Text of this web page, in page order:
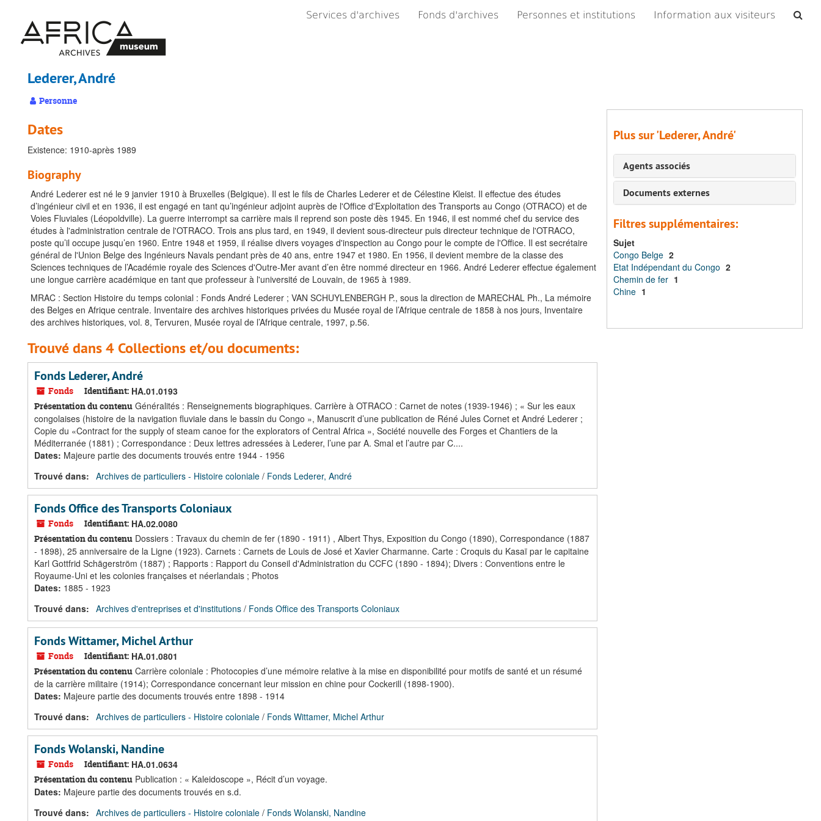
contenu
principal
Services d'archives Fonds d'archives Personnes et institutions Information aux visiteurs
Lederer, André
Personne
Dates
Existence: 1910-après 1989
Biography
André Lederer est né le 9 janvier 1910 à Bruxelles (Belgique). Il est le fils de Charles Lederer et de Célestine Kleist. Il effectue des études
d’ingénieur civil et en 1936, il est engagé en tant qu’ingénieur adjoint auprès de l'Office d'Exploitation des Transports au Congo (OTRACO) et de
Voies Fluviales (Léopoldville). La guerre interrompt sa carrière mais il reprend son poste dès 1945. En 1946, il est nommé chef du service des
études à l'administration centrale de l'OTRACO. Trois ans plus tard, en 1949, il devient sous-directeur puis directeur technique de l'OTRACO,
poste qu’il occupe jusqu’en 1960. Entre 1948 et 1959, il réalise divers voyages d'inspection au Congo pour le compte de l'Office. Il est secrétaire
général de l'Union Belge des Ingénieurs Navals pendant près de 40 ans, entre 1947 et 1980. En 1956, il devient membre de la classe des
Sciences techniques de l’Académie royale des Sciences d'Outre-Mer avant d’en être nommé directeur en 1966. André Lederer effectue également
une longue carrière académique en tant que professeur à l'université de Louvain, de 1965 à 1989.
MRAC : Section Histoire du temps colonial : Fonds André Lederer ; VAN SCHUYLENBERGH P., sous la direction de MARECHAL Ph., La mémoire
des Belges en Afrique centrale. Inventaire des archives historiques privées du Musée royal de l’Afrique centrale de 1858 à nos jours, Inventaire
des archives historiques, vol. 8, Tervuren, Musée royal de l’Afrique centrale, 1997, p.56.
Trouvé dans 4 Collections et/ou documents:
Fonds Lederer, André
Fonds Identifiant: HA.01.0193
Présentation du contenu Généralités : Renseignements biographiques. Carrière à OTRACO : Carnet de notes (1939-1946) ; « Sur les eaux
congolaises (histoire de la navigation fluviale dans le bassin du Congo », Manuscrit d’une publication de Réné Jules Cornet et André Lederer ;
Copie du «Contract for the supply of steam canoe for the explorators of Central Africa », Société nouvelle des Forges et Chantiers de la
Méditerranée (1881) ; Correspondance : Deux lettres adressées à Lederer, l’une par A. Smal et l’autre par C....
Dates: Majeure partie des documents trouvés entre 1944 - 1956
Trouvé dans: Archives de particuliers - Histoire coloniale / Fonds Lederer, André
Fonds Office des Transports Coloniaux
Fonds Identifiant: HA.02.0080
Présentation du contenu Dossiers : Travaux du chemin de fer (1890 - 1911) , Albert Thys, Exposition du Congo (1890), Correspondance (1887
- 1898), 25 anniversaire de la Ligne (1923). Carnets : Carnets de Louis de José et Xavier Charmanne. Carte : Croquis du Kasaï par le capitaine
Karl Gottfrid Schägerström (1887) ; Rapports : Rapport du Conseil d'Administration du CCFC (1890 - 1894); Divers : Conventions entre le
Royaume-Uni et les colonies françaises et néerlandais ; Photos
Dates: 1885 - 1923
Trouvé dans: Archives d'entreprises et d'institutions / Fonds Office des Transports Coloniaux
Fonds Wittamer, Michel Arthur
Fonds Identifiant: HA.01.0801
Présentation du contenu Carrière coloniale : Photocopies d’une mémoire relative à la mise en disponibilité pour motifs de santé et un résumé
de la carrière militaire (1914); Correspondance concernant leur mission en chine pour Cockerill (1898-1900).
Dates: Majeure partie des documents trouvés entre 1898 - 1914
Trouvé dans: Archives de particuliers - Histoire coloniale / Fonds Wittamer, Michel Arthur
Fonds Wolanski, Nandine
Fonds Identifiant: HA.01.0634
Présentation du contenu Publication : « Kaleidoscope », Récit d’un voyage.
Dates: Majeure partie des documents trouvés en s.d.
Trouvé dans: Archives de particuliers - Histoire coloniale / Fonds Wolanski, Nandine
Plus sur 'Lederer, André'
Agents associés
Documents externes
Filtres supplémentaires:
Sujet
Congo Belge 2
Etat Indépendant du Congo 2
Chemin de fer 1
Chine 1